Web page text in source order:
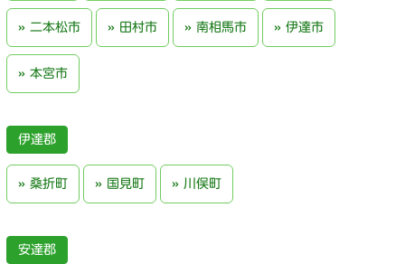
二本松市 田村市 南相馬市 伊達市
本宮市
伊達郡
桑折町 国見町 川俣町
安達郡